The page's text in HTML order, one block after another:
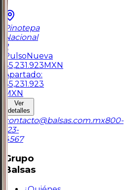
Pinotepa
Nacional
2
PulsoNueva
$5,231.923MXN
Apartado:
$5,231.923
MXN
Ver
detalles
contacto@balsas.com.mx800-
123-
4567
Grupo
Balsas